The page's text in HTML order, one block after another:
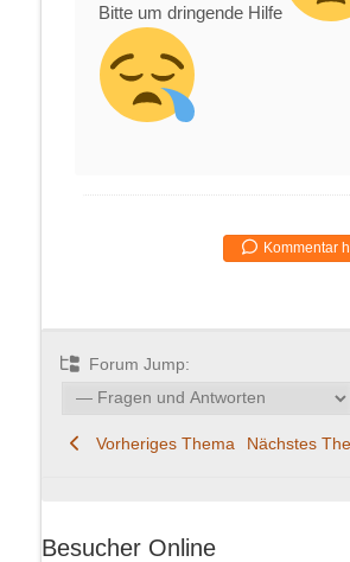
Bitte um dringende Hilfe
Kommentar
Forum Jump:
Vorheriges Thema Nächstes
Besucher Online